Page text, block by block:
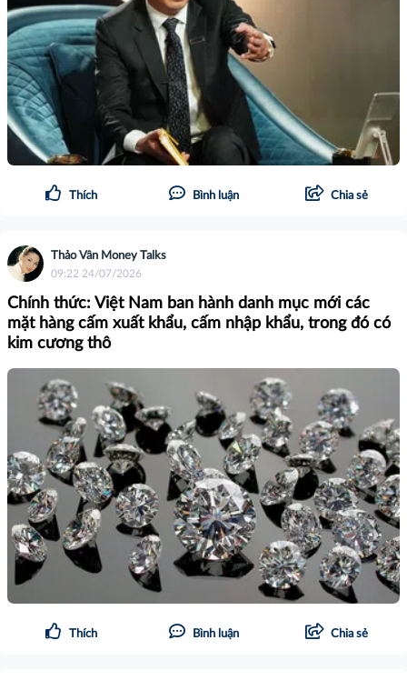
Thích Bình luận Chia sẻ
Thảo Vân Money Talks
09:22 24/07/2026
Chính thức: Việt Nam ban hành danh mục mới các
mặt hàng cấm xuất khẩu, cấm nhập khẩu, trong đó có
kim cương thô
Thích Bình luận Chia sẻ